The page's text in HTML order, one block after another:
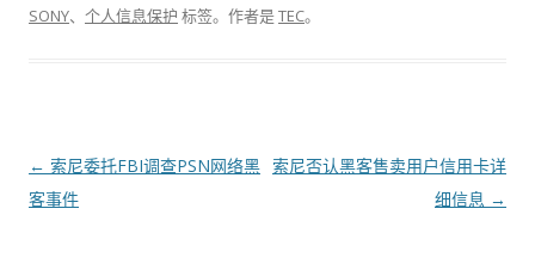
SONY、 个人信息保护 标签。 作者是TEC。
文章导航
← 索尼委托FBI调查PSN网络黑
客事件
索尼否认黑客售卖用户信用卡详
细信息 →